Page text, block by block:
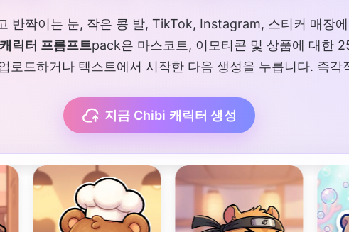
반짝이는 눈, 작은 콩 발, TikTok, Instagram, 스티커 매장
릭터 프롬프트pack은 마스코트, 이모티콘 및 상품에 대한
로드하거나 텍스트에서 시작한 다음 생성을 누릅니다. 즉각
지금 Chibi 캐릭터 생성